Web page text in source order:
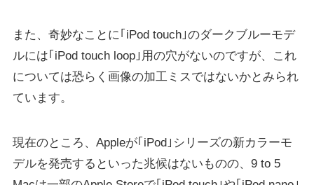
また、奇妙なことに｢iPod touch｣のダークブルーモデ
ルには｢iPod touch loop｣用の穴がないのですが、これ
については恐らく画像の加工ミスではないかとみられ
ています。
現在のところ、Appleが｢iPod｣シリーズの新カラーモ
デルを発売するといった兆候はないものの、9 to 5